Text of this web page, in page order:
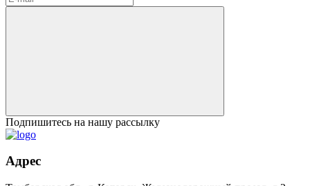
Подпишитесь на нашу рассылку
Адрес